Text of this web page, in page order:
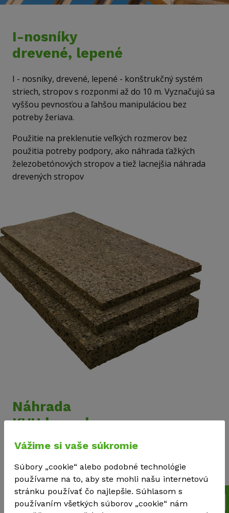
I-nosníky
drevené, lepené
I - nosníky, drevené, lepené - konštrukčný systém
striech, stropov s rozponmi až do 10 m. Vyznačujú sa
vyššou pevnosťou a ľahšou manipuláciou bez
potreby žeriava.
Použitie na preklenutie veľkých rozmerov bez
použitia potreby podpory, ako náhrada ťažkých
železobetónových stropov a tiež lacnejšia náhrada
drevených stropov
Náhrada
KVH hranolov
Vyššia pevnosť
Preklenutie veľkých
rozmerov bez
použitia podpory
Vážime si vaše súkromie
Súbory „cookie“ alebo podobné technológie
používame na to, aby ste mohli našu internetovú
stránku používať čo najlepšie. Súhlasom s
používaním všetkých súborov „cookie“ nám